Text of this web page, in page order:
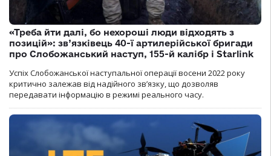
«Треба йти далі, бо нехороші люди відходять з
позицій»: зв’язківець 40-ї артилерійської бригади
про Слобожанський наступ, 155-й калібр і Starlink
Успіх Слобожанської наступальної операції восени 2022 року
критично залежав від надійного зв’язку, що дозволяв
передавати інформацію в режимі реального часу.